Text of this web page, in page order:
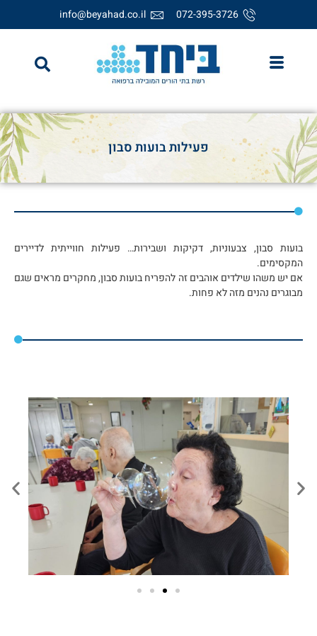
072-395-3726
info@beyahad.co.il
פעילות בועות סבון
בועות סבון, צבעוניות, דקיקות ושבירות… פעילות חווייתית לדיירים
המקסימים.
אם יש משהו שילדים אוהבים זה להפריח בועות סבון, מחקרים מראים שגם
מבוגרים נהנים מזה לא פחות.